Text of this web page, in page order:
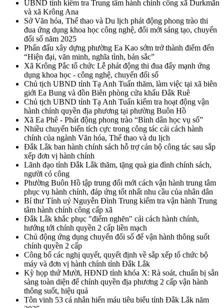
UBND tỉnh kiểm tra Trung tâm hành chính công xã Durkmăn
và xã Krông Ana
Sở Văn hóa, Thể thao và Du lịch phát động phong trào thi
đua ứng dụng khoa học công nghệ, đổi mới sáng tạo, chuyển
đổi số năm 2025
Phấn đấu xây dựng phường Ea Kao sớm trở thành điểm đến
“Hiện đại, văn minh, nghĩa tình, bản sắc”
Xã Krông Pắc tổ chức Lễ phát động thi đua đẩy mạnh ứng
dụng khoa học - công nghệ, chuyển đổi số
Chủ tịch UBND tỉnh Tạ Anh Tuấn thăm, làm việc tại xã biên
giới Ea Bung và đồn Biên phòng cửa khẩu Đắk Ruê
Chủ tịch UBND tỉnh Tạ Anh Tuấn kiểm tra hoạt động vận
hành chính quyền địa phương tại phường Buôn Hồ
Xã Ea Phê - Phát động phong trào “Bình dân học vụ số”
Nhiều chuyển biến tích cực trong công tác cải cách hành
chính của ngành Văn hóa, Thể thao và du lịch
Đắk Lắk ban hành chính sách hỗ trợ cán bộ công tác sau sắp
xếp đơn vị hành chính
Lãnh đạo tỉnh Đắk Lắk thăm, tặng quà gia đình chính sách,
người có công
Phường Buôn Hồ tập trung đổi mới cách vận hành trung tâm
phục vụ hành chính, đáp ứng tốt nhất nhu cầu của nhân dân
Bí thư Tỉnh uỷ Nguyễn Đình Trung kiểm tra vận hành Trung
tâm hành chính công cấp xã
Đắk Lắk khắc phục "điểm nghẽn" cải cách hành chính,
hướng tới chính quyền 2 cấp liền mạch
Chủ động ứng dụng chuyển đổi số để vận hành thông suốt
chính quyền 2 cấp
Công bố các nghị quyết, quyết định về sắp xếp tổ chức bộ
máy và đơn vị hành chính tỉnh Đắk Lắk
Kỳ họp thứ Mười, HĐND tỉnh khóa X: Rà soát, chuẩn bị sẵn
sàng toàn diện để chính quyền địa phương 2 cấp vận hành
thông suốt, hiệu quả
Tôn vinh 53 cá nhân hiến máu tiêu biểu tỉnh Đắk Lắk năm